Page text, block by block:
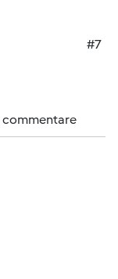
#7